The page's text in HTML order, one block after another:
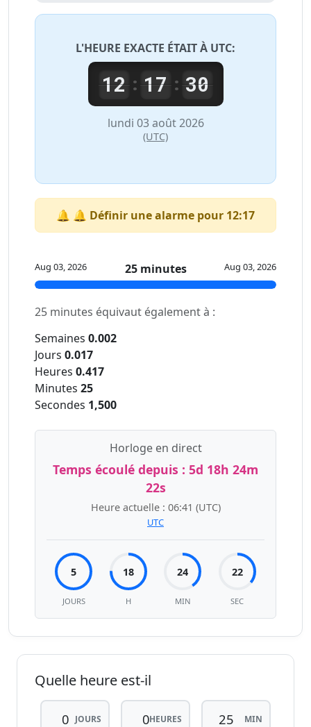
L'HEURE EXACTE ÉTAIT À UTC:
12: 17: 30
lundi 03 août 2026
(UTC)
🔔 🔔 Définir une alarme pour 12:17
Aug 03, 2026 25 minutes Aug 03, 2026
25 minutes équivaut également à :
Semaines 0.002
Jours 0.017
Heures 0.417
Minutes 25
Secondes 1,500
Horloge en direct
Temps écoulé depuis : 5d 18h 24m
22s
Heure actuelle : 06:41 (UTC)
UTC
5
JOURS
18
H
24
MIN
22
SEC
Quelle heure est-il
JOURS HEURES MIN